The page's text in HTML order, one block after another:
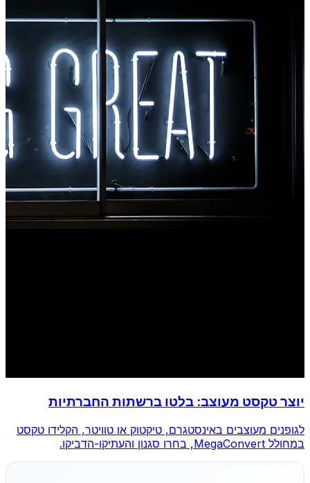
יוצר טקסט מעוצב: בלטו ברשתות החברתיות
לגופנים מעוצבים באינסטגרם, טיקטוק או טוויטר, הקלידו טקסט
במחולל MegaConvert, בחרו סגנון והעתיקו-הדביקו.